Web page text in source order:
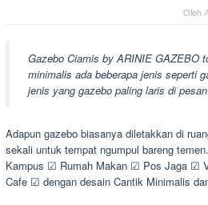
Oleh
Gazebo Ciamis by ARINIE GAZEBO
minimalis ada beberapa jenis seperti
jenis yang gazebo paling laris di
Adapun gazebo biasanya diletakkan di
sekali untuk tempat ngumpul bareng
Kampus ☑ Rumah Makan ☑ Pos Jaga
Cafe ☑ dengan desain Cantik Minimalis